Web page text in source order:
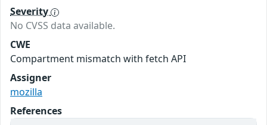
Severity
No CVSS data available.
CWE
Compartment mismatch with fetch API
Assigner
mozilla
References